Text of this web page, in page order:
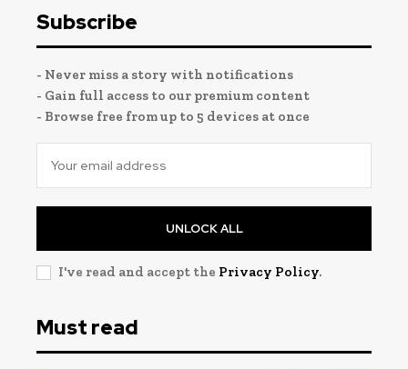
Subscribe
- Never miss a story with notifications
- Gain full access to our premium content
- Browse free from up to 5 devices at once
UNLOCK ALL
I've read and accept the Privacy Policy.
Must read